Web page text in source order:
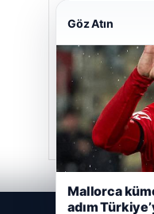
Hastaş Beton
Mayıs 26, 2026
Göz Atın
Mallorca
adım